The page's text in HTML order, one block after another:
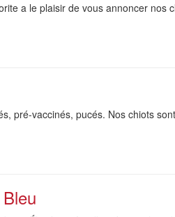
a le plaisir de vous annoncer nos
pré-vaccinés, pucés. Nos chiots